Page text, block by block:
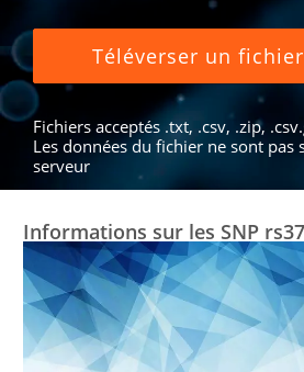
Téléverser un fichier
Fichiers acceptés .txt, .csv, .zip,
Les données du fichier ne sont pas
serveur
Informations sur les SNP